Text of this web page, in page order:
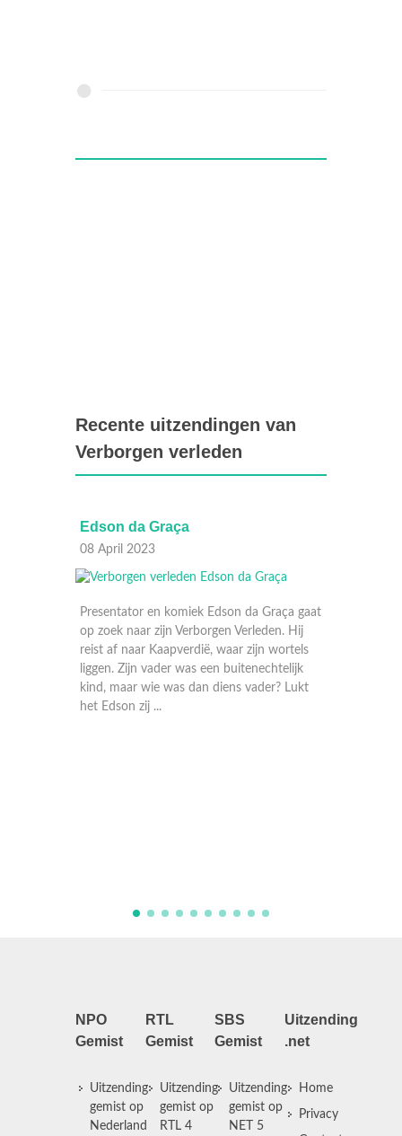
Recente uitzendingen van
Verborgen verleden
Edson da Graça
08 April 2023
Presentator en komiek Edson da Graça gaat
op zoek naar zijn Verborgen Verleden. Hij
reist af naar Kaapverdië, waar zijn wortels
liggen. Zijn vader was een buitenechtelijk
kind, maar wie was dan diens vader? Lukt
het Edson zij ...
NPO
Gemist
Uitzending
gemist op
Nederland
RTL
Gemist
Uitzending
gemist op
RTL 4
SBS
Gemist
Uitzending
gemist op
NET 5
Uitzending
.net
Home
Privacy